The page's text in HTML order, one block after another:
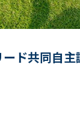
ド共同自